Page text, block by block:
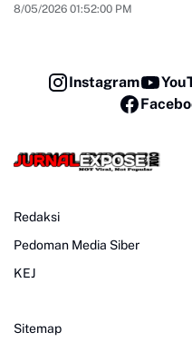
8/05/2026 01:52:00 PM
Instagram
Redaksi
Pedoman Media Siber
KEJ
Sitemap